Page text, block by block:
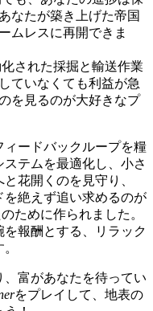
なたが築き上げた帝国
ムレスに再開できま
された採掘と輸送作業
ていなくても利益が急
を見るのが大好きなプ
ィードバックループを糧
テムを最適化し、小さ
花開くのを見守り、
を絶えず追い求めるのが
ために作られました。
報酬とする、リラック
、富があなたを待ってい
をプレイして、地表の